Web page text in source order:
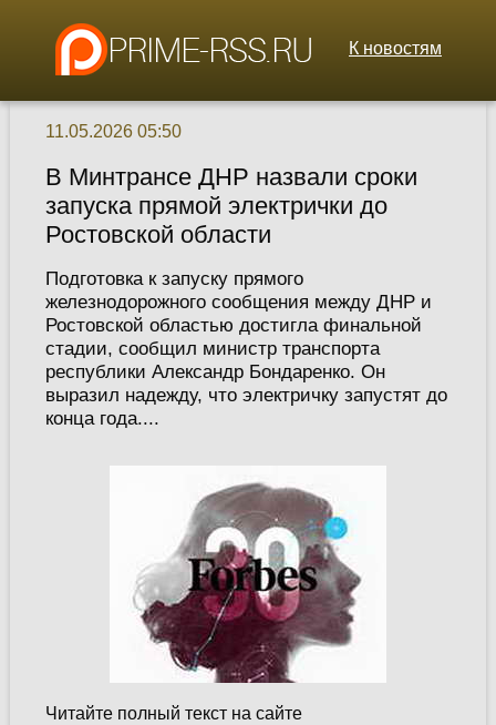
К новостям
11.05.2026 05:50
В Минтрансе ДНР назвали сроки
запуска прямой электрички до
Ростовской области
Подготовка к запуску прямого
железнодорожного сообщения между ДНР и
Ростовской областью достигла финальной
стадии, сообщил министр транспорта
республики Александр Бондаренко. Он
выразил надежду, что электричку запустят до
конца года....
Читайте полный текст на сайте